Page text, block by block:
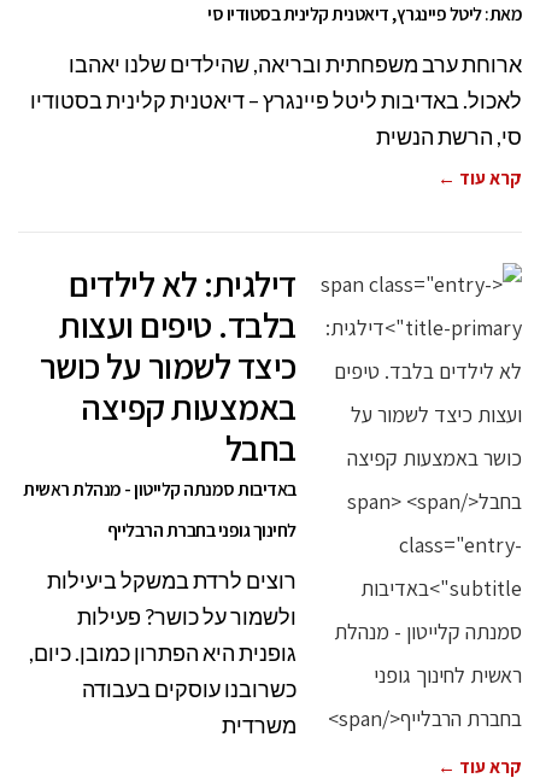
מאת: ליטל פיינגרץ, דיאטנית קלינית בסטודיו סי
ארוחת ערב משפחתית ובריאה, שהילדים שלנו יאהבו
לאכול. באדיבות ליטל פיינגרץ – דיאטנית קלינית בסטודיו
סי, הרשת הנשית
קרא עוד ←
דילגית: לא לילדים
בלבד. טיפים ועצות
כיצד לשמור על כושר
באמצעות קפיצה
בחבל
באדיבות סמנתה קלייטון - מנהלת ראשית
לחינוך גופני בחברת הרבלייף
רוצים לרדת במשקל ביעילות
ולשמור על כושר? פעילות
גופנית היא הפתרון כמובן. כיום,
כשרובנו עוסקים בעבודה
משרדית
קרא עוד ←